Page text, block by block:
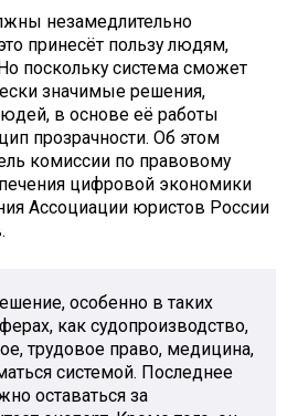
незамедлительно
принесёт пользу людям,
поскольку система сможет
значимые решения,
в основе её работы
прозрачности. Об этом
комиссии по правовому
цифровой экономики
Ассоциации юристов России
особенно в таких
как судопроизводство,
трудовое право, медицина,
системой. Последнее
оставаться за